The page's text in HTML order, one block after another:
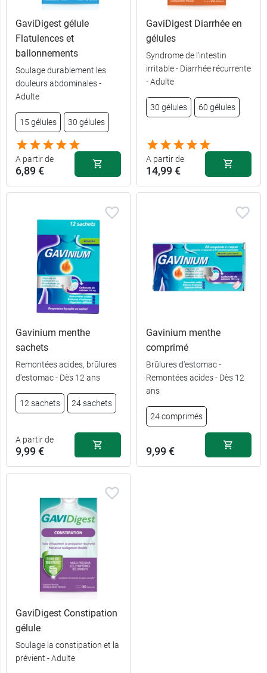
24 sachets
GaviDigest gélule
Flatulences et
ballonnements
Soulage durablement les
douleurs abdominales -
Adulte
15 gélules 30 gélules
A partir de
6,89 €
15 gélules 6,89 €
30 gélules 10,89 €
GaviDigest Diarrhée en
gélules
Syndrome de l'intestin
irritable - Diarrhée récurrente
- Adulte
30 gélules 60 gélules
A partir de
14,99 €
30 gélules 14,99 €
22,99 €
Gavinium menthe
sachets
Remontées acides, brûlures
d'estomac - Dès 12 ans
12 sachets 24 sachets
A partir de
9,99 €
12 sachets 9,99 €
Gavinium menthe
comprimé
Brûlures d'estomac -
Remontées acides - Dès 12
ans
24 comprimés
9,99 €
GaviDigest Constipation
gélule
Soulage la constipation et la
prévient - Adulte